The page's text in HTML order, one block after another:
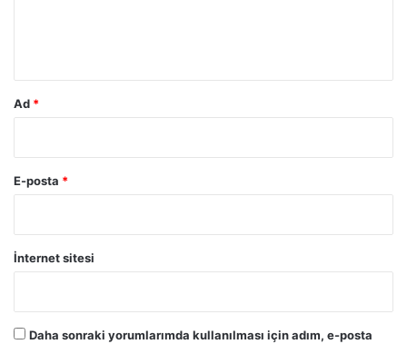
Ad *
E-posta *
İnternet sitesi
Daha sonraki yorumlarımda kullanılması için adım, e-posta